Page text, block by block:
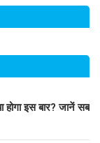
इस बार? जानें सब